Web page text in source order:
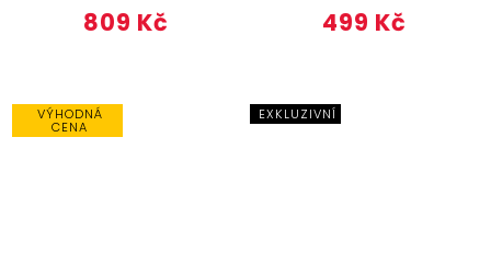
809 Kč 499 Kč
VÝHODNÁ
CENA
EXKLUZIVNÍ